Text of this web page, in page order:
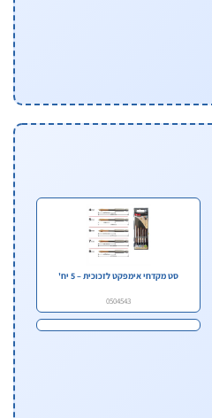
סט מקדחי אימפקט לזכוכית – 5 יח'
0504543